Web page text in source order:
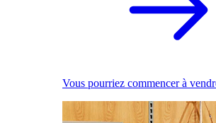
Vous pourriez commencer à